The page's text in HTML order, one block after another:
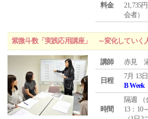
料金
21,735
会者）
紫微斗数「実践応用講座」 ～変化していく
講師 赤見
日程
7月 13
B Week
時間
隔週 （
13：10